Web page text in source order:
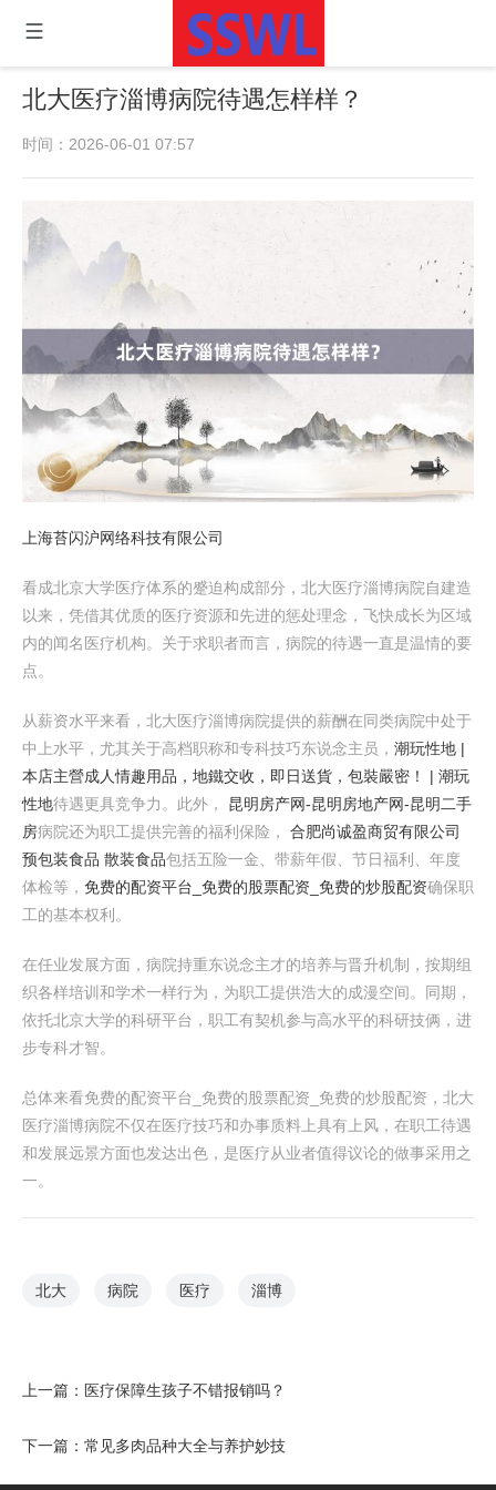
北大医疗淄博病院待遇怎样样？
时间：2026-06-01 07:57
上海苔闪沪网络科技有限公司
看成北京大学医疗体系的蹙迫构成部分，北大医疗淄博病院自建造
以来，凭借其优质的医疗资源和先进的惩处理念，飞快成长为区域
内的闻名医疗机构。关于求职者而言，病院的待遇一直是温情的要
点。
从薪资水平来看，北大医疗淄博病院提供的薪酬在同类病院中处于
中上水平，尤其关于高档职称和专科技巧东说念主员， 潮玩性地 |
本店主營成人情趣用品，地鐵交收，即日送貨，包裝嚴密！ | 潮玩
性地待遇更具竞争力。此外， 昆明房产网-昆明房地产网-昆明二手
房病院还为职工提供完善的福利保险， 合肥尚诚盈商贸有限公司
预包装食品 散装食品包括五险一金、带薪年假、节日福利、年度
体检等， 免费的配资平台_免费的股票配资_免费的炒股配资确保职
工的基本权利。
在任业发展方面，病院持重东说念主才的培养与晋升机制，按期组
织各样培训和学术一样行为，为职工提供浩大的成漫空间。同期，
依托北京大学的科研平台，职工有契机参与高水平的科研技俩，进
步专科才智。
总体来看免费的配资平台_免费的股票配资_免费的炒股配资，北大
医疗淄博病院不仅在医疗技巧和办事质料上具有上风，在职工待遇
和发展远景方面也发达出色，是医疗从业者值得议论的做事采用之
一。
北大 病院 医疗 淄博
上一篇： 医疗保障生孩子不错报销吗？
下一篇： 常见多肉品种大全与养护妙技